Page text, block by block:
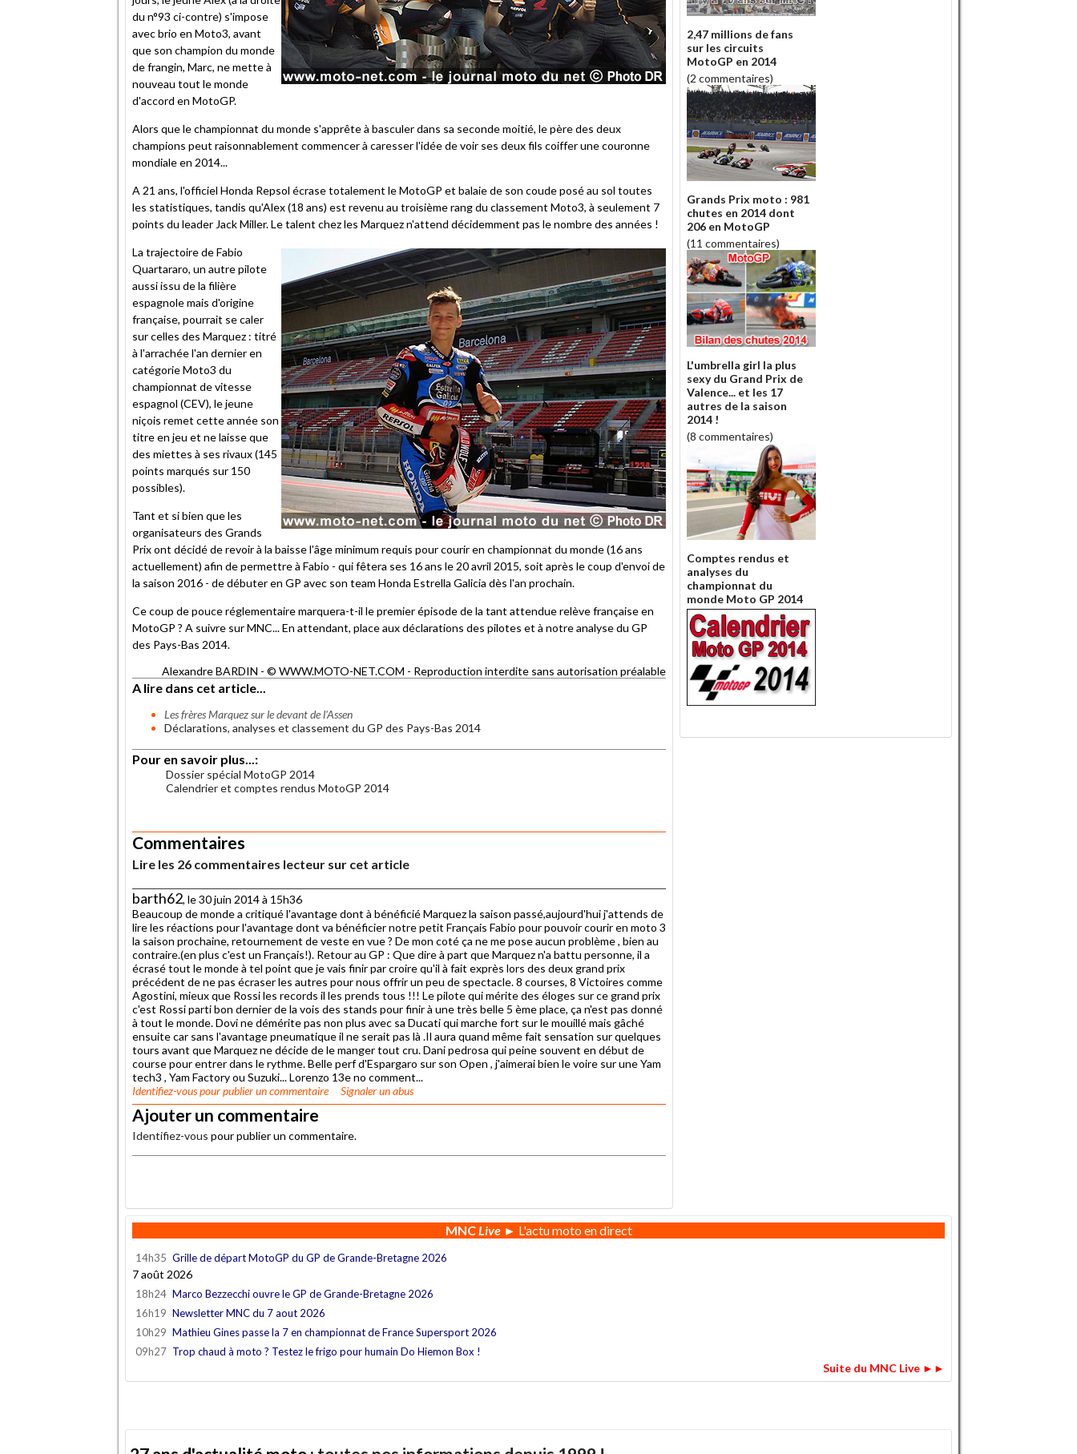
du n°93 ci-contre) s'impose
avec brio en Moto3, avant
que son champion du monde
de frangin, Marc, ne mette à
nouveau tout le monde
d'accord en MotoGP.
Alors que le championnat du monde s'apprête à basculer dans sa seconde moitié, le père des deux
champions peut raisonnablement commencer à caresser l'idée de voir ses deux fils coiffer une couronne
mondiale en 2014...
A 21 ans, l'officiel Honda Repsol écrase totalement le MotoGP et balaie de son coude posé au sol toutes
les statistiques, tandis qu'Alex (18 ans) est revenu au troisième rang du classement Moto3, à seulement 7
points du leader Jack Miller. Le talent chez les Marquez n'attend décidemment pas le nombre des années !
La trajectoire de Fabio
Quartararo, un autre pilote
aussi issu de la filière
espagnole mais d'origine
française, pourrait se caler
sur celles des Marquez : titré
à l'arrachée l'an dernier en
catégorie Moto3 du
championnat de vitesse
espagnol (CEV), le jeune
niçois remet cette année son
titre en jeu et ne laisse que
des miettes à ses rivaux (145
points marqués sur 150
possibles).
Tant et si bien que les
organisateurs des Grands
Prix ont décidé de revoir à la baisse l'âge minimum requis pour courir en championnat du monde (16 ans
actuellement) afin de permettre à Fabio - qui fêtera ses 16 ans le 20 avril 2015, soit après le coup d'envoi de
la saison 2016 - de débuter en GP avec son team Honda Estrella Galicia dès l'an prochain.
Ce coup de pouce réglementaire marquera-t-il le premier épisode de la tant attendue relève française en
MotoGP ? A suivre sur MNC... En attendant, place aux déclarations des pilotes et à notre analyse du GP
des Pays-Bas 2014.
Alexandre BARDIN - © WWW.MOTO-NET.COM - Reproduction interdite sans autorisation préalable
A lire dans cet article...
Les frères Marquez sur le devant de l'Assen
Déclarations, analyses et classement du GP des Pays-Bas 2014
Pour en savoir plus...:
Dossier spécial MotoGP 2014
Calendrier et comptes rendus MotoGP 2014
Commentaires
Lire les 26 commentaires lecteur sur cet article
barth62, le 30 juin 2014 à 15h36
Beaucoup de monde a critiqué l'avantage dont à bénéficié Marquez la saison passé,aujourd'hui j'attends de
lire les réactions pour l'avantage dont va bénéficier notre petit Français Fabio pour pouvoir courir en moto 3
la saison prochaine, retournement de veste en vue ? De mon coté ça ne me pose aucun problème , bien au
contraire.(en plus c'est un Français!). Retour au GP : Que dire à part que Marquez n'a battu personne, il a
écrasé tout le monde à tel point que je vais finir par croire qu'il à fait exprès lors des deux grand prix
précédent de ne pas écraser les autres pour nous offrir un peu de spectacle. 8 courses, 8 Victoires comme
Agostini, mieux que Rossi les records il les prends tous !!! Le pilote qui mérite des éloges sur ce grand prix
c'est Rossi parti bon dernier de la vois des stands pour finir à une très belle 5 ème place, ça n'est pas donné
à tout le monde. Dovi ne démérite pas non plus avec sa Ducati qui marche fort sur le mouillé mais gâché
ensuite car sans l'avantage pneumatique il ne serait pas là .Il aura quand même fait sensation sur quelques
tours avant que Marquez ne décide de le manger tout cru. Dani pedrosa qui peine souvent en début de
course pour entrer dans le rythme. Belle perf d'Espargaro sur son Open , j'aimerai bien le voire sur une Yam
tech3 , Yam Factory ou Suzuki... Lorenzo 13e no comment...
Identifiez-vouspour publier un commentaire Signaler un abus
Ajouter un commentaire
Identifiez-vous pour publier un commentaire.
2,47 millions de fans
sur les circuits
MotoGP en 2014
(2 commentaires)
Grands Prix moto : 981
chutes en 2014 dont
206 en MotoGP
(11 commentaires)
L'umbrella girl la plus
sexy du Grand Prix de
Valence... et les 17
autres de la saison
2014 !
(8 commentaires)
Comptes rendus et
analyses du
championnat du
monde Moto GP 2014
MNCLive► L'actu moto en direct
14h35 Grille de départ MotoGP du GP de Grande-Bretagne 2026
7 août 2026
18h24 Marco Bezzecchi ouvre le GP de Grande-Bretagne 2026
16h19 Newsletter MNC du 7 aout 2026
10h29 Mathieu Gines passe la 7 en championnat de France Supersport 2026
09h27 Trop chaud à moto ? Testez le frigo pour humain Do Hiemon Box !
Suite du MNC Live ►►